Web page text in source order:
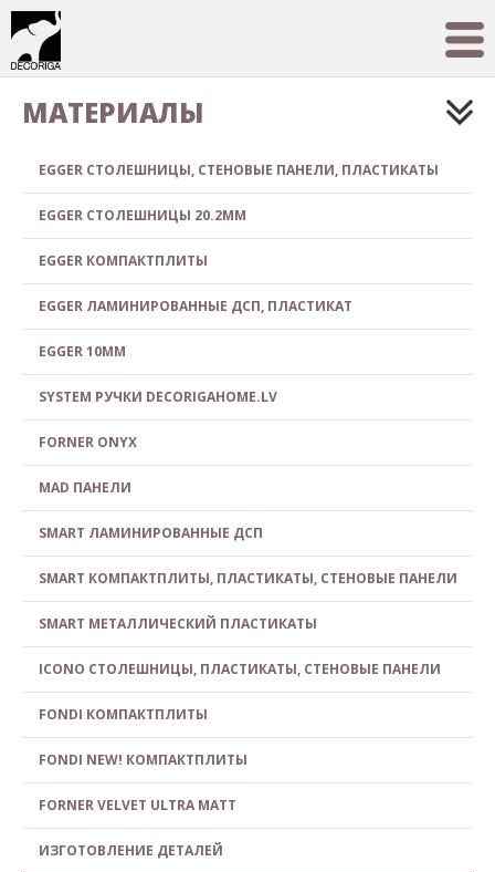
МАТЕРИАЛЫ
EGGER СТОЛЕШНИЦЫ, СТЕНОВЫЕ ПАНЕЛИ, ПЛАСТИКАТЫ
EGGER СТОЛЕШНИЦЫ 20.2MM
EGGER КОМПАКТПЛИТЫ
EGGER ЛАМИНИРОВАННЫЕ ДСП, ПЛАСТИКАТ
EGGER 10MM
SYSTEM РУЧКИ DECORIGAHOME.LV
FORNER ONYX
MAD ПАНЕЛИ
SMART ЛАМИНИРОВАННЫЕ ДСП
SMART КОМПАКТПЛИТЫ, ПЛАСТИКАТЫ, СТЕНОВЫЕ ПАНЕЛИ
SMART МЕТАЛЛИЧЕСКИЙ ПЛАСТИКАТЫ
ICONO СТОЛЕШНИЦЫ, ПЛАСТИКАТЫ, СТЕНОВЫЕ ПАНЕЛИ
FONDI КОМПАКТПЛИТЫ
FONDI NEW! КОМПАКТПЛИТЫ
FORNER VELVET ULTRA MATT
ИЗГОТОВЛЕНИЕ ДЕТАЛЕЙ